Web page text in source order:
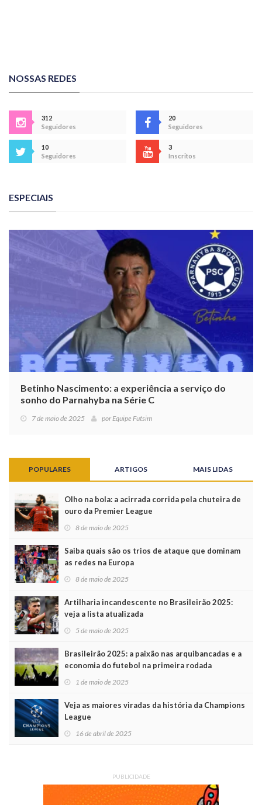
NOSSAS REDES
312
Seguidores
20
Seguidores
10
Seguidores
3
Inscritos
ESPECIAIS
Betinho Nascimento: a experiência a serviço do
sonho do Parnahyba na Série C
7 de maio de 2025 por Equipe Futsim
POPULARES ARTIGOS MAIS LIDAS
Olho na bola: a acirrada corrida pela chuteira de
ouro da Premier League
8 de maio de 2025
Saiba quais são os trios de ataque que dominam
as redes na Europa
8 de maio de 2025
Artilharia incandescente no Brasileirão 2025:
veja a lista atualizada
5 de maio de 2025
Brasileirão 2025: a paixão nas arquibancadas e a
economia do futebol na primeira rodada
1 de maio de 2025
Veja as maiores viradas da história da Champions
League
16 de abril de 2025
PUBLICIDADE